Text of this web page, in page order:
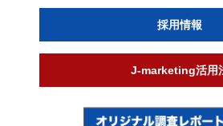
採用情報
J-marketing活用